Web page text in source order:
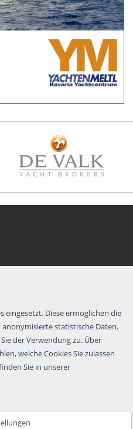
über den
eingesetzt. Diese ermöglichen die
statistische Daten.
der Verwendung zu. Über
welche Cookies Sie zulassen
Sie in unserer